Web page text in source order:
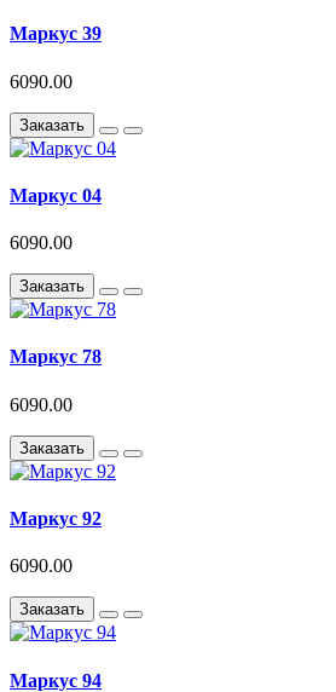
Маркус 39
6090.00
Заказать
Маркус 04
6090.00
Заказать
Маркус 78
6090.00
Заказать
Маркус 92
6090.00
Заказать
Маркус 94